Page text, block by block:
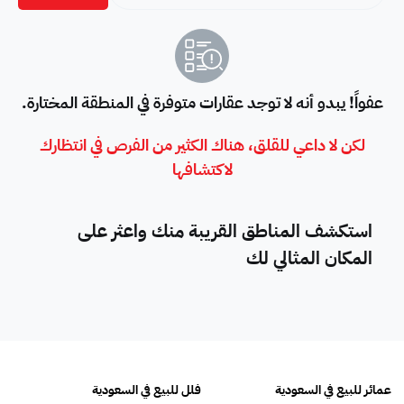
عفواً! يبدو أنه لا توجد عقارات متوفرة في المنطقة المختارة.
لكن لا داعي للقلق، هناك الكثير من الفرص في انتظارك
لاكتشافها
استكشف المناطق القريبة منك واعثر على
المكان المثالي لك
عمائر للبيع في السعودية
فلل للبيع في السعودية